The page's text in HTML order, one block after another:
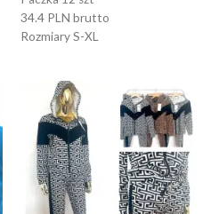
34.4 PLN brutto
Rozmiary S-XL